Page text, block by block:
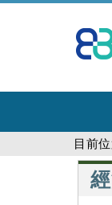
到
主
內
目前